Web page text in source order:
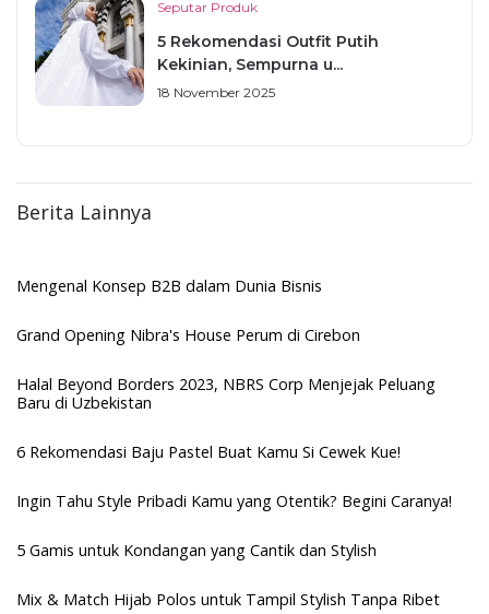
Seputar Produk
5 Rekomendasi Outfit Putih
Kekinian, Sempurna u...
18 November 2025
Berita Lainnya
Mengenal Konsep B2B dalam Dunia Bisnis
Grand Opening Nibra's House Perum di Cirebon
Halal Beyond Borders 2023, NBRS Corp Menjejak Peluang
Baru di Uzbekistan
6 Rekomendasi Baju Pastel Buat Kamu Si Cewek Kue!
Ingin Tahu Style Pribadi Kamu yang Otentik? Begini Caranya!
5 Gamis untuk Kondangan yang Cantik dan Stylish
Mix & Match Hijab Polos untuk Tampil Stylish Tanpa Ribet